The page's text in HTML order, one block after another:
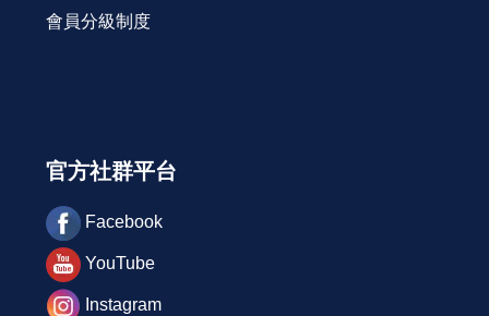
會員分級制度
官方社群平台
Facebook
YouTube
Instagram